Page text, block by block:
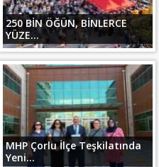
250 BİN ÖĞÜN, BİNLERCE
YÜZE...
MHP Çorlu İlçe Teşkilatında
Yeni...